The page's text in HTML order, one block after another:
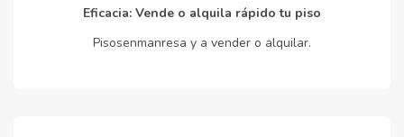
Eficacia: Vende o alquila rápido tu piso
Pisosenmanresa y a vender o alquilar.